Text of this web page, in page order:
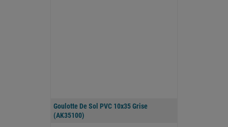
Goulotte De Sol PVC 10x35 Grise
(AK35100)